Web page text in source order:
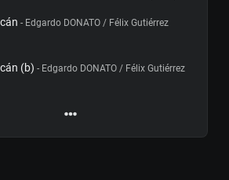
- Edgardo DONATO / Félix Gutiérrez
(b) - Edgardo DONATO / Félix Gutiérrez